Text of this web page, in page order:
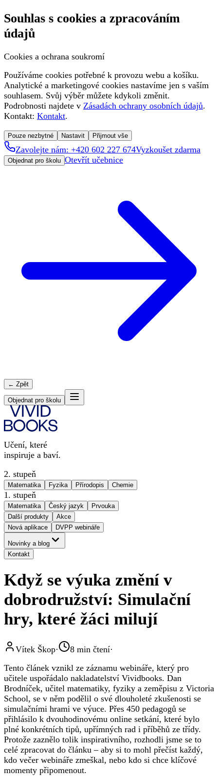
Souhlas s cookies a zpracováním
údajů
Cookies a ochrana soukromí
Používáme cookies potřebné k provozu webu a košíku.
Analytické a marketingové cookies nastavíme jen s vaším
souhlasem. Svůj výběr můžete kdykoli změnit.
Podrobnosti najdete v Zásadách ochrany osobních údajů.
Kontakt: Kontakt.
Pouze nezbytné Nastavit Přijmout vše
Zavolejte nám: +420 602 227 674Vyzkoušet zdarma
Objednat pro školu Otevřít učebnice
← Zpět
Objednat pro školu
Učení, které
inspiruje a baví.
2. stupeň
Matematika Fyzika Přírodopis Chemie
1. stupeň
Matematika Český jazyk
Prvouka
Další produkty
Akce
Nová aplikace
DVPP webináře
Novinky a blog
Kontakt
Když se výuka změní v
dobrodružství: Simulační
hry, které žáci milují
Vítek Škop· 8 min čtení·
Tento článek vznikl ze záznamu webináře, který pro
učitele uspořádalo nakladatelství Vividbooks. Dan
Brodníček, učitel matematiky, fyziky a zeměpisu z Victoria
School, se v něm podělil o své dlouholeté zkušenosti se
simulačními hrami ve výuce. Přes 450 pedagogů se
přihlásilo k dvouhodinovému online setkání, které bylo
plné konkrétních tipů, upřímných rad i příběhů ze třídy.
Protože zaznělo tolik inspirativního, rozhodli jsme se to
celé zpracovat do článku – aby si to mohl přečíst každý,
kdo večer webináře zmeškal, nebo kdo si chce klíčové
momenty připomenout.